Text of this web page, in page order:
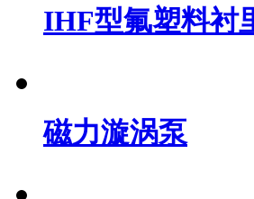
IHF型氟塑料衬
磁力漩涡泵